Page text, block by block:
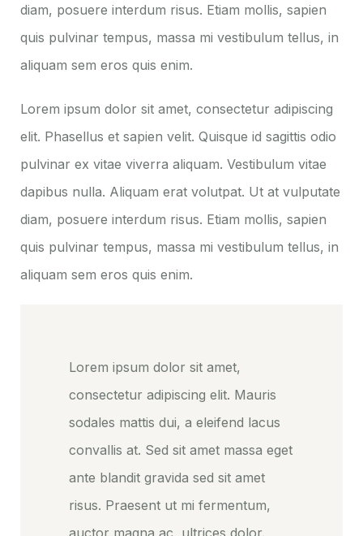
diam, posuere interdum risus. Etiam mollis, sapien
quis pulvinar tempus, massa mi vestibulum tellus, in
aliquam sem eros quis enim.
Lorem ipsum dolor sit amet, consectetur adipiscing
elit. Phasellus et sapien velit. Quisque id sagittis odio
pulvinar ex vitae viverra aliquam. Vestibulum vitae
dapibus nulla. Aliquam erat volutpat. Ut at vulputate
diam, posuere interdum risus. Etiam mollis, sapien
quis pulvinar tempus, massa mi vestibulum tellus, in
aliquam sem eros quis enim.
Lorem ipsum dolor sit amet,
consectetur adipiscing elit. Mauris
sodales mattis dui, a eleifend lacus
convallis at. Sed sit amet massa eget
ante blandit gravida sed sit amet
risus. Praesent ut mi fermentum,
auctor magna ac, ultrices dolor.